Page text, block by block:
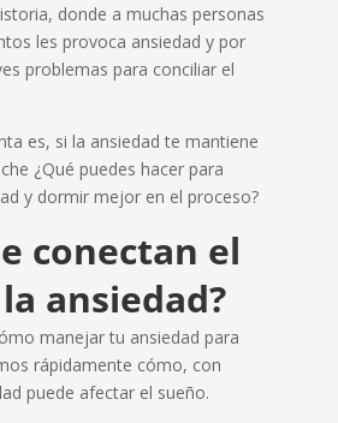
donde a muchas personas
les provoca ansiedad y por
problemas para conciliar el
es, si la ansiedad te mantiene
¿Qué puedes hacer para
y dormir mejor en el proceso?
conectan el
ansiedad?
manejar tu ansiedad para
rápidamente cómo, con
puede afectar el sueño.